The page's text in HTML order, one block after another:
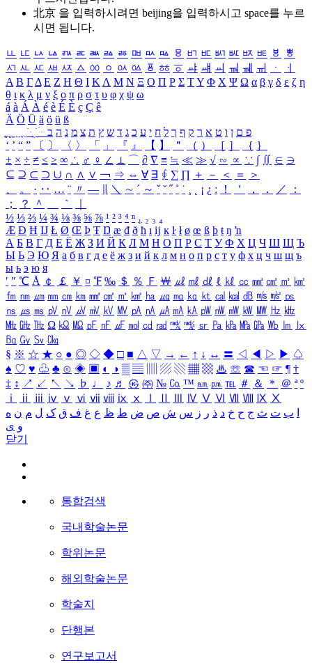
北京 을 입력하시려면 beijing을 입력하시고 space를 누르
시면 됩니다.
ㅥ ㅦ ㅧ ㅨ ㅩ ㅪ ㅫ ㅬ ㅭ ㅮ ㅯ ㅰ ㅱ ㅲ ㅳ ㅴ ㅵ ㅶ ㅷ ㅸ
ㅹ
ㅺ ㅻ ㅼ ㅽ ㅾ ㅿ ㆀ ㆁ ㆂ ㆃ ㆄ ㆅ ㆆ ㆇ ㆈ ㆉ ㆊ ㆋ ㆌ ㆍ
ㆎ
Α Β ΓΔ Ε Ζ Η Θ Ι ΚΛ Μ Ν Ξ Ο Π Ρ Σ ΤΥ Φ Χ Ψ Ω α β γ δ ε ζ η
θ ι κ λ μ ν ξ ο π ρ σ τ υ φ χ ψ ω
á à Á À é è É È ç Ç ê
Ä Ö Ü ä ö ü ß
ִֶֹ ֻּ ׁׂ פ ם ן ו ט א ר ק ף ך ל ח י ע כ ג ד ש ץ ת צ מ נ ה ב
‘ ’ “ ” 〔 〕 〈 〉 「 」 『 』 【 】 ＂ （ ） ［ ］ ｛ ｝
± × ÷ ≠ ≤ ≥ ∞ ∴ ♂ ♀ ∠ ⊥ ⌒ ∂ ∇ ≡ ≒ ≪ ≫ √ ∽ ∝ ∵ ∫ ∬ ∈ ∋
⊆ ⊇ ⊂ ⊃ ∪ ∩ ∧ ∨ ￢ ⇒ ⇔ ∀ ∃ ∮ ∑ ∏ ＋ － ＜ ＝
＞
、
。 · ‥ … ¨ 〃 ― ＼ ∼ ´ ～ ˇ ˘ ˝ ˚ ˙ ¸ ¡ ¿ ː ！ ＇ ， ． ／
：
；
？ ＾ ｀
½ ⅓ ⅔ ¼ ¾ ⅛ ⅜ ⅝ ⅞ ¹ ² ³ ⁴ ⁿ ₁ ₂ ₃ ₄
Æ Ð Ħ Ĳ Ł Ø Œ Þ Ŧ Ŋ æ đ ð ħ ı ĳ ĸ ŀ ł ø œ ß þ ŧ ŋ ŉ
А Б В Г Д Е Ё Ж З И Й К Л М Н О П Р С Т У Ф Х Ц Ч Ш Щ Ъ
Ы Ь Э Ю Я а б в г д е ё ж з и й к л м н о п р с т у ф х ц ч ш щ ъ
ы ь э ю я
′ ″ ℃ Å ￠ ￡ ￥ ¤ ℉ ‰ ＄ ％ Ｆ ￦ ㎕ ㎖ ㎗ ℓ ㎘ ㏄ ㎣ ㎤ ㎥ ㎦
㎙ ㎚ ㎛ ㎜ ㎝ ㎞ ㎟ ㎠ ㎡ ㎢ ㏊ ㎍ ㎎ ㎏ ㏏ ㎈ ㎉ ㏈ ㎧ ㎨ ㎰
㎱ ㎲ ㎳ ㎴ ㎵ ㎶ ㎷ ㎸ ㎹ ㎀ ㎁ ㎂ ㎃ ㎄ ㎺ ㎻ ㎽ ㎾ ㎿ ㎐ ㎑
㎒ ㎓ ㎔ Ω ㏀ ㏁ ㎊ ㎋ ㎌ ㏖ ㏅ ㎭ ㎮ ㎯ ㏛ ㎩ ㎪ ㎫ ㎬ ㏝ ㏐
㏓
㏃ ㏉ ㏜ ㏆
§ ※ ☆ ★ ○ ● ◎ ◇ ◆ □ ■ △ ▽ → ← ↑ ↓ ↔ 〓 ◁ ◀ ▷ ▶ ♤
♠ ♡ ♥ ♧ ♣ ⊙ ◈ ▣ ◐ ◑ ▒ ▤ ▨ ▧ ▦ ▩ ♨ ☏ ☎ ☜ ☞ ¶ †
‡ ↕ ↗ ↙ ↖ ↘ ♭ ♩ ♪ ♬ ㉿ ㈜ № ㏇ ™ ㏂ ㏘ ℡ ＃ ＆ ＊ ＠ ª º
ⅰ
ⅱ ⅲ ⅳ ⅴ ⅵ ⅶ ⅷ ⅸ ⅹ Ⅳ Ⅴ Ⅵ Ⅶ Ⅷ Ⅸ Ⅹ
ب ت ث ج ح خ د ذ ر ز س ش ص ض ط ظ ع غ ف ق ک ل م ن ه
و ی
닫기
통합검색
국내학술논문
학위논문
해외학술논문
학술지
단행본
연구보고서